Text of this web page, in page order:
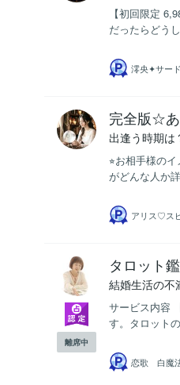
【初回限定
だったらどう
澪央✦サー
完全版☆
出逢う時期は
⭐︎お相手様の
がどんな人か
アリス♡ス
離席中
タロット
結婚生活の不
サービス内容
す。タロット
恋歌 白魔